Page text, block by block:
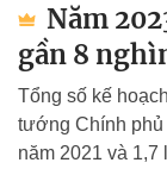
Năm
gần 8
Tổng số kế
tướng Chính phủ
năm 2021 và 1,7